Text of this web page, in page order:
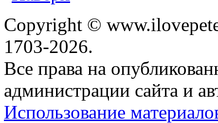
Copyright ©
1703-2026.
Все права на
администрации сайта и
Использование